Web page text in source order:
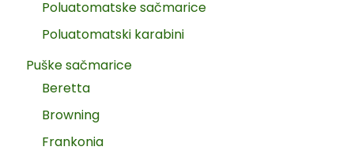
Poluatomatske sačmarice
Poluatomatski karabini
Puške sačmarice
Beretta
Browning
Frankonia